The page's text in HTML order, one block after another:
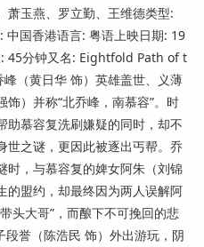
萧玉燕、罗立勤、王维德类型:
中国香港语言: 粤语上映日期: 19
45分钟又名: Eightfold Path of t
（黄日华 饰）英雄盖世、义薄
）并称“北乔峰，南慕容”。时
助慕容复洗刷嫌疑的同时，却不
世之谜，更因此被逐出丐帮。乔
时，与慕容复的婢女阿朱（刘锦
的盟约，却最终因为两人误解阿
头大哥”，而酿下不可挽回的悲
誉（陈浩民 饰）外出游玩，阴